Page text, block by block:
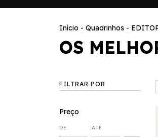
Início - Quadrinhos -
OS
FILTRAR POR
Preço
DE ATÉ